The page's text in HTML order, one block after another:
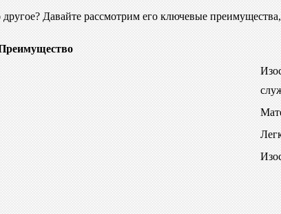
Давайте рассмотрим его ключевые